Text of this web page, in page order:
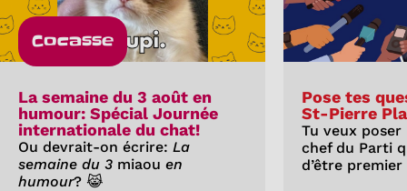
Cocasse
La semaine du 3 août en
humour: Spécial Journée
internationale du chat!
Ou devrait-on écrire: La
semaine du 3 miaou en
humour? 😹
Pose tes
St-Pierre
Tu veux
chef du Parti
d’être